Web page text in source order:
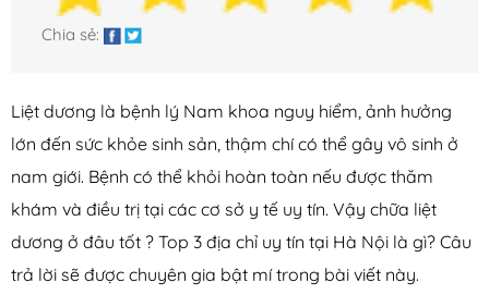
Chia sẻ:
Liệt dương là bệnh lý Nam khoa nguy hiểm, ảnh hưởng
lớn đến sức khỏe sinh sản, thậm chí có thể gây vô sinh ở
nam giới. Bệnh có thể khỏi hoàn toàn nếu được thăm
khám và điều trị tại các cơ sở y tế uy tín. Vậy chữa liệt
dương ở đâu tốt ? Top 3 địa chỉ uy tín tại Hà Nội là gì? Câu
trả lời sẽ được chuyên gia bật mí trong bài viết này.
Yếu sinh lý
Bệnh âm đạo
Bệnh buồng trứng
Bệnh tử cung
Khí hư